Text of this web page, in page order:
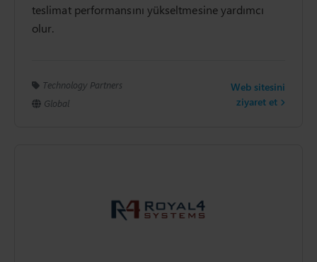
teslimat performansını yükseltmesine yardımcı
olur.
Technology Partners
Global
Web sitesini
ziyaret et